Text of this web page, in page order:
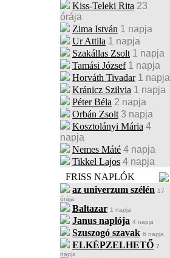
Kiss-Teleki Rita 23
órája
Zima István 1 napja
Ur Attila 1 napja
Szakállas Zsolt 1 napja
Tamási József 1 napja
Horváth Tivadar 1 napja
Kránicz Szilvia 1 napja
Péter Béla 2 napja
Orbán Zsolt 3 napja
Kosztolányi Mária 4
napja
Nemes Máté 4 napja
Tikkel Lajos 4 napja
FRISS NAPLÓK
az univerzum szélén 17
órája
Baltazar 1 napja
Janus naplója 4 napja
Szuszogó szavak 6 napja
ELKÉPZELHETŐ 7
napja